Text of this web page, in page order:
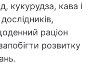
кукурудза, кава і
раціон
розвитку